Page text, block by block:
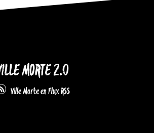
MORTE 2.0
Ville Morte en Flux RSS